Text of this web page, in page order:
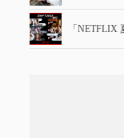
「NETFLIX